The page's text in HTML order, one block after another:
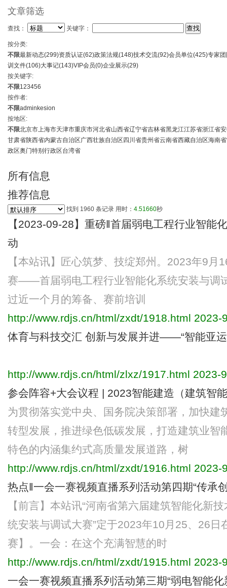
文章筛选
查找： 关键字：
按分类:
不限最新动态(299)资质认证(62)政策法规(148)技术交流(92)会员单位(425)专家
训文件(106)大事记(143)VIP会员(0)企业展示(29)
按关键字:
不限123456
按作者:
不限admin kesion
按地区:
不限北京市上海市天津市重庆市河北省山西省辽宁省吉林省黑龙江江苏省浙江省
甘肃省陕西省内蒙古自治区广西壮族自治区 四川省贵州省云南省西藏自治区海南省
政区奥门特别行政区台湾省
所有信息
推荐信息
找到 1960 条记录 用时： 4.51660秒
【2023-09-28】重磅‖首届弱电工程行业智能
动
【本站讯】匠心筑梦、技绽郑州。2023年9月
赛——首届弱电工程行业智能化系统安装与调
过近一个月的筹备、赛前培训
http://www.rdjs.cn/html/zxdt/1918.html 2023-
体育与科技交汇 创新与发展并进——“智能亚运
http://www.rdjs.cn/html/zlxz/1917.html 2023-
参会阵容+大会议程 | 2023智能建造（建筑智
为贯彻落实党中央、国务院决策部署，加快建
转型发展，推进绿色低碳发展，打造建筑业智
特色的内涵集约式高质量发展道路，树
http://www.rdjs.cn/html/zxdt/1916.html 2023-
热点‖一会一赛视频直播系列活动第四期“传承
【前言】本站讯“河南省第六届建筑智能化新
统安装与调试大赛”定于2023年10月25、26日
赛】。一会：在这个充满智慧的时
http://www.rdjs.cn/html/zxdt/1915.html 2023-
一会一赛视频直播系列活动第三期“弱电智能